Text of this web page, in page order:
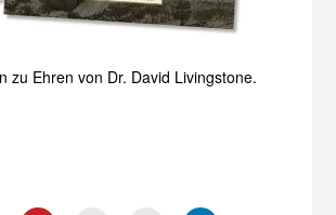
zu Ehren von Dr. David Livingstone.